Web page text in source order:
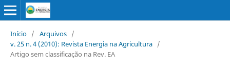
Início / Arquivos /
v. 25 n. 4 (2010): Revista Energia na Agricultura /
Artigo sem classificação na Rev. EA